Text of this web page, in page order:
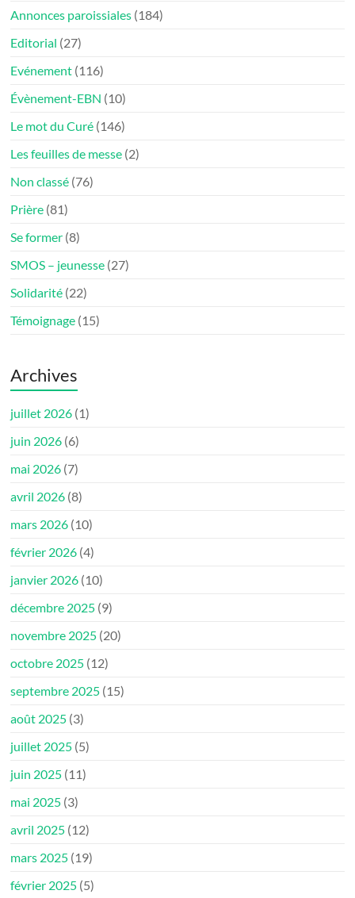
Annonces paroissiales (184)
Editorial (27)
Evénement (116)
Évènement-EBN (10)
Le mot du Curé (146)
Les feuilles de messe (2)
Non classé (76)
Prière (81)
Se former (8)
SMOS – jeunesse (27)
Solidarité (22)
Témoignage (15)
Archives
juillet 2026 (1)
juin 2026 (6)
mai 2026 (7)
avril 2026 (8)
mars 2026 (10)
février 2026 (4)
janvier 2026 (10)
décembre 2025 (9)
novembre 2025 (20)
octobre 2025 (12)
septembre 2025 (15)
août 2025 (3)
juillet 2025 (5)
juin 2025 (11)
mai 2025 (3)
avril 2025 (12)
mars 2025 (19)
février 2025 (5)